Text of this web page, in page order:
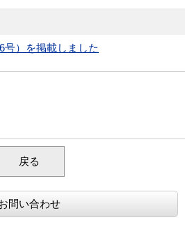
号）を掲載しました
戻る
問い合わせ